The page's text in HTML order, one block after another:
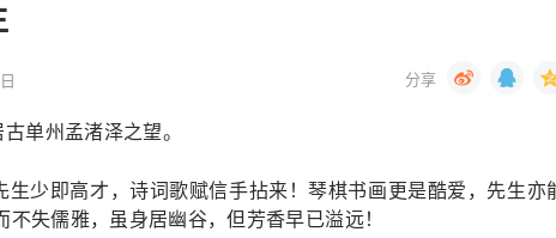
单州孟渚泽之望。
生少即高才，诗词歌赋信手拈来！琴棋书画更是酷爱，先生亦
失儒雅，虽身居幽谷，但芳香早已溢远！